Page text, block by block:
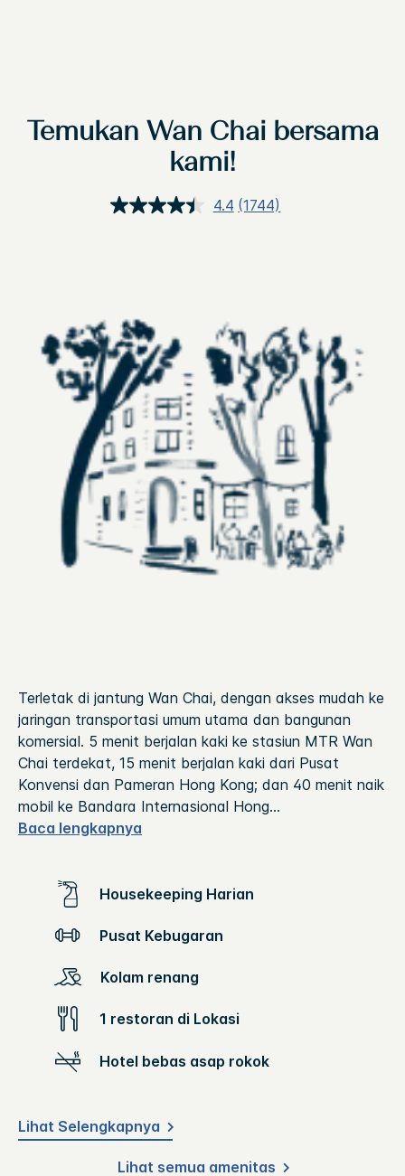
Temukan Wan Chai bersama
kami!
4.4 Baca
(1744)
Terletak di jantung Wan Chai, dengan akses mudah ke
jaringan transportasi umum utama dan bangunan
komersial. 5 menit berjalan kaki ke stasiun MTR Wan
Chai terdekat, 15 menit berjalan kaki dari Pusat
Konvensi dan Pameran Hong Kong; dan 40 menit naik
mobil ke Bandara Internasional Hong...
Baca lengkapnya
Housekeeping Harian
Pusat Kebugaran
Kolam renang
1 restoran di Lokasi
Hotel bebas asap rokok
Lihat Selengkapnya
Lihat semua amenitas